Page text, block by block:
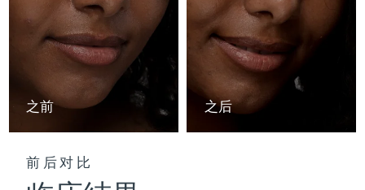
之前 之后
前后对比
全部购买
FOREO APP
泽西岛 预计送达日期
哈萨克斯坦 预计送达日期
科威特 预计送达日期
拉脱维亚 预计送达日期8/9/26
黎巴嫩